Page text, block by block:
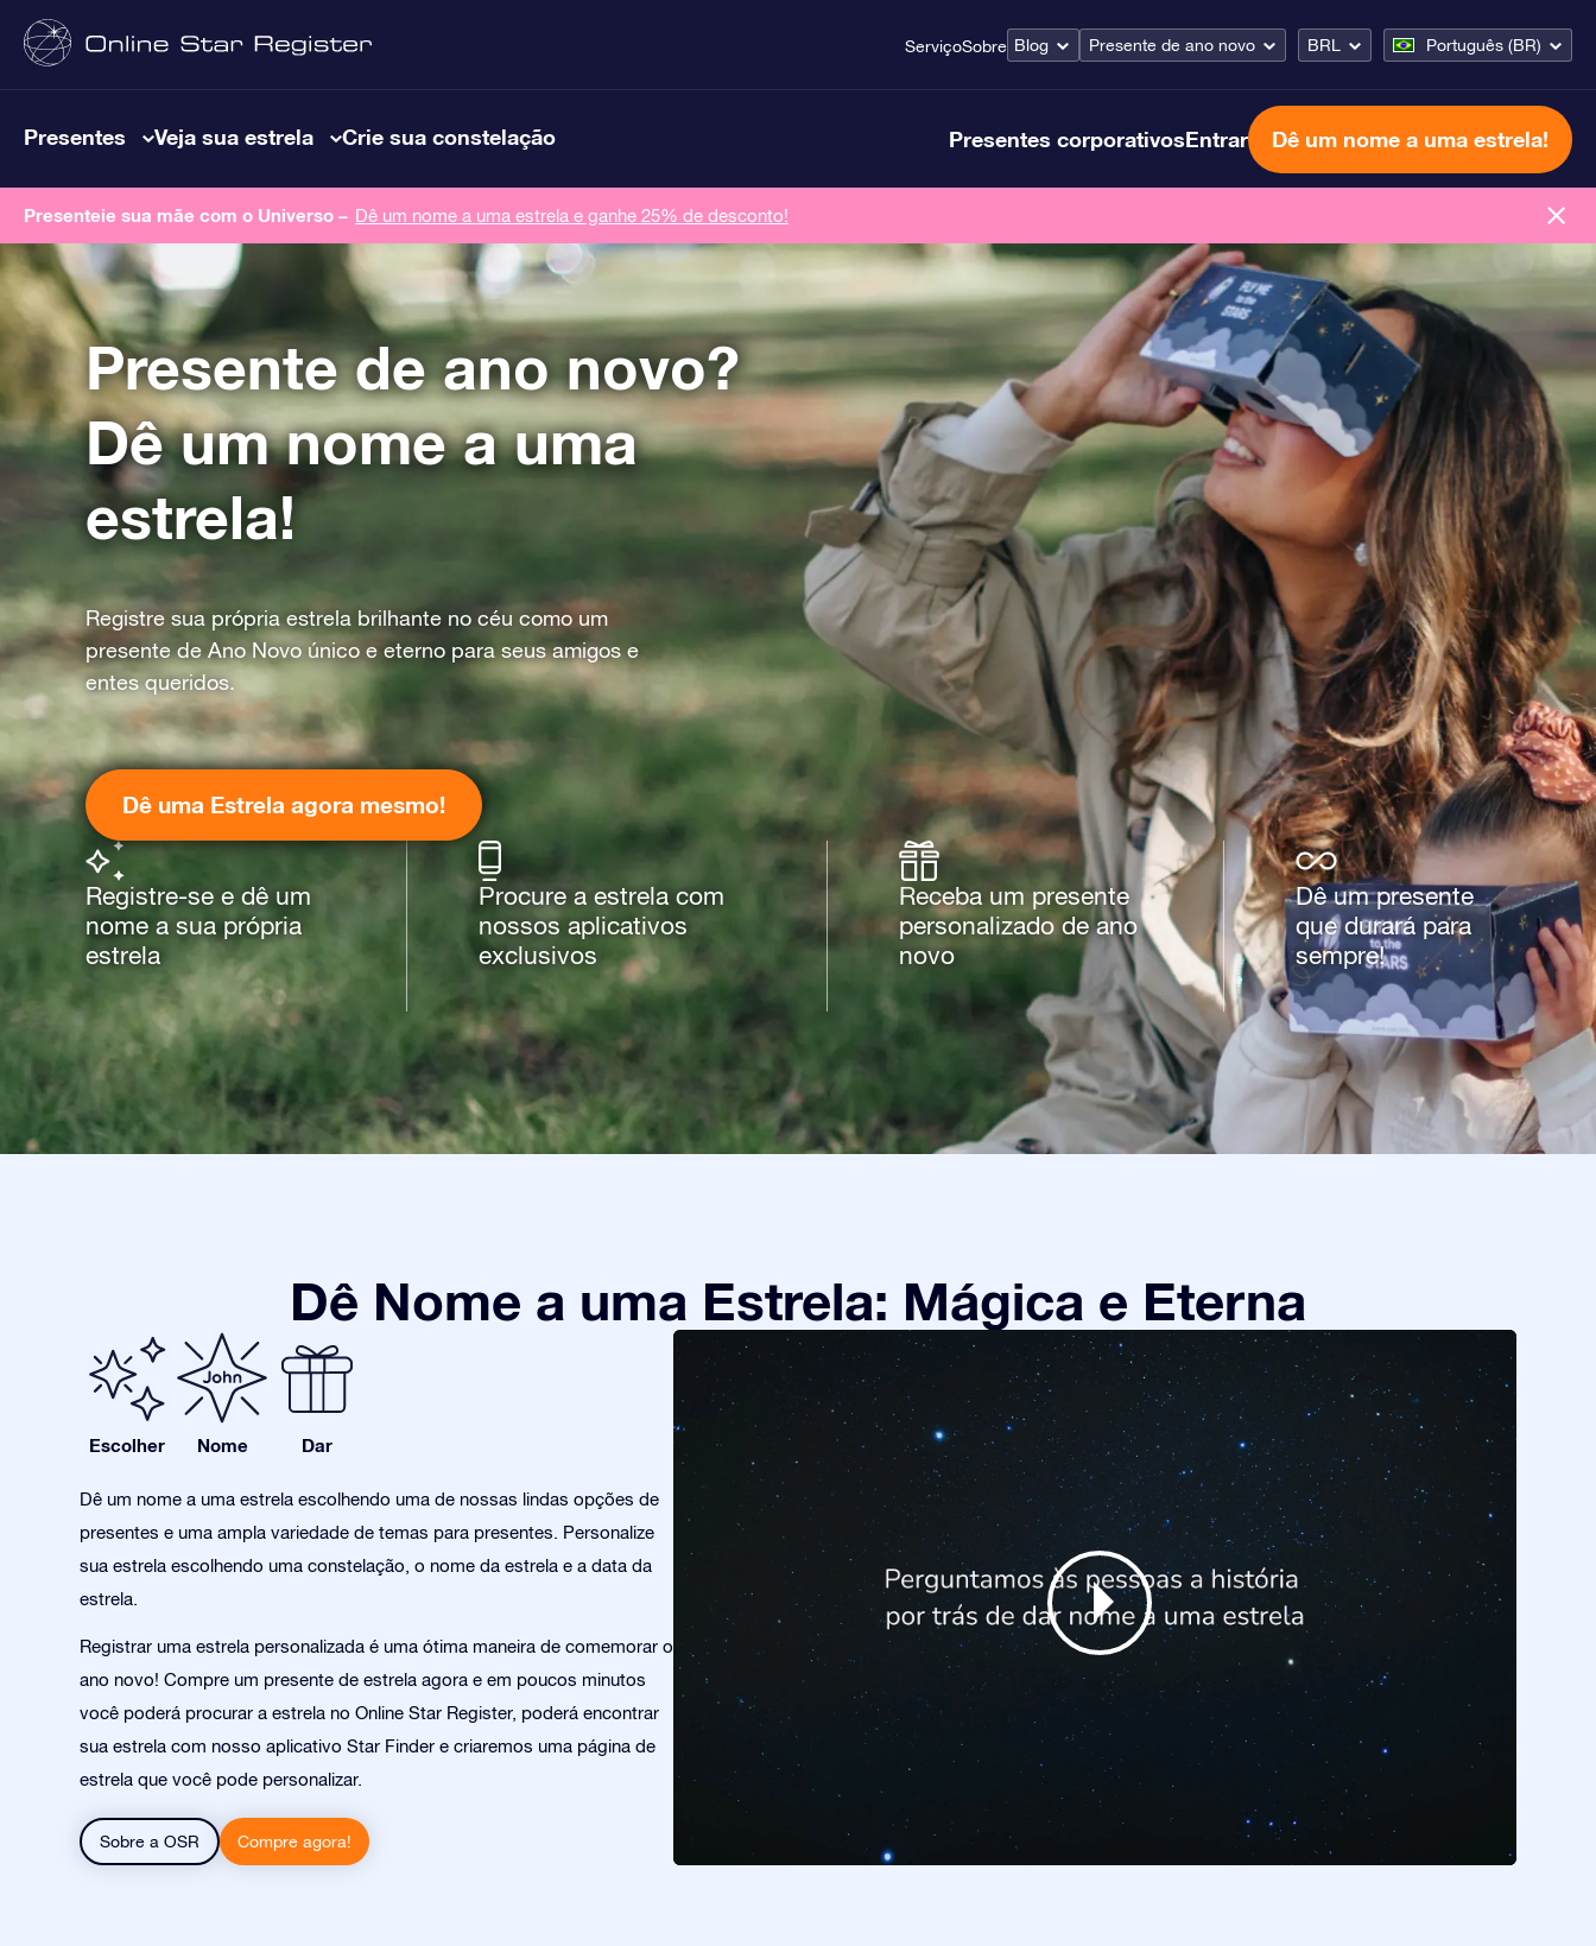
ServiçoSobre Blog Presente de ano novo BRL Português (BR)
Presentes Veja sua estrela Crie sua constelação Presentes corporativosEntrar Dê um nome a uma estrela!
Presenteie sua mãe com o Universo – Dê um nome a uma estrela e ganhe 25% de desconto!
Presente de ano novo?
Dê um nome a uma
estrela!
Registre sua própria estrela brilhante no céu como um
presente de Ano Novo único e eterno para seus amigos e
entes queridos.
Dê uma Estrela agora mesmo!
Registre-se e dê um
nome a sua própria
estrela
Procure a estrela com
nossos aplicativos
exclusivos
Receba um presente
personalizado de ano
novo
Dê um presente
que durará para
sempre!
Dê Nome a uma Estrela: Mágica e Eterna
Escolher Nome Dar
Dê um nome a uma estrela escolhendo uma de nossas lindas opções de
presentes e uma ampla variedade de temas para presentes. Personalize
sua estrela escolhendo uma constelação, o nome da estrela e a data da
estrela.
Registrar uma estrela personalizada é uma ótima maneira de comemorar o
ano novo! Compre um presente de estrela agora e em poucos minutos
você poderá procurar a estrela no Online Star Register, poderá encontrar
sua estrela com nosso aplicativo Star Finder e criaremos uma página de
estrela que você pode personalizar.
Sobre a OSR Compre agora!